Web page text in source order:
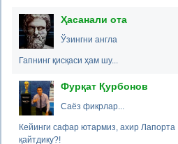
Ҳасанали ота
Ўзингни англа
Гапнинг қисқаси ҳам шу...
Фурқат Қурбонов
Саёз фикрлар...
Кейинги сафар ютармиз, ахир Лапорта
қайтдику?!